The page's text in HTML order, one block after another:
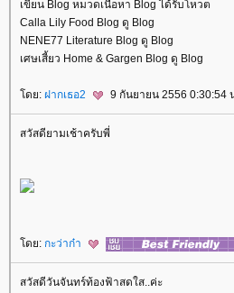
เขียน Blog หมวดเนื้อหา Blog ได้รับโหวต
Calla Lily Food Blog ดู Blog
NENE77 Literature Blog ดู Blog
เศษเสี้ยว Home & Gargen Blog ดู Blog
ดย: ฝากเธอ2 9 กันยายน 2556 0:30:54
สวัสดียามเช้าครับพี่
ดย: กะว่าก๋า
สวัสดีวันจันทร์ท้องฟ้าสดใส..ค่ะ